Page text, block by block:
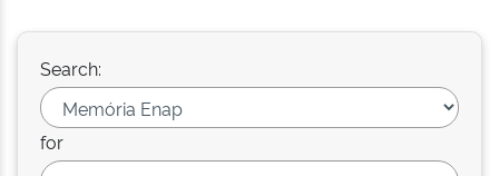
Search:
for